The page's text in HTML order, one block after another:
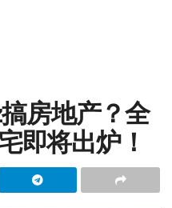
房地产？全
即将出炉！